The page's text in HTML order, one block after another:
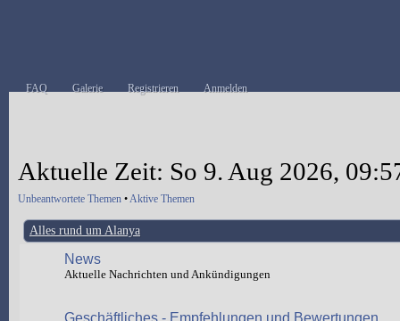
FAQ Galerie Registrieren Anmelden
Aktuelle Zeit: So 9. Aug 2026,
Unbeantwortete Themen •Aktive Themen
Alles rund um Alanya
News
Aktuelle Nachrichten und Ankündigungen
Geschäftliches - Empfehlungen und Bewertungen